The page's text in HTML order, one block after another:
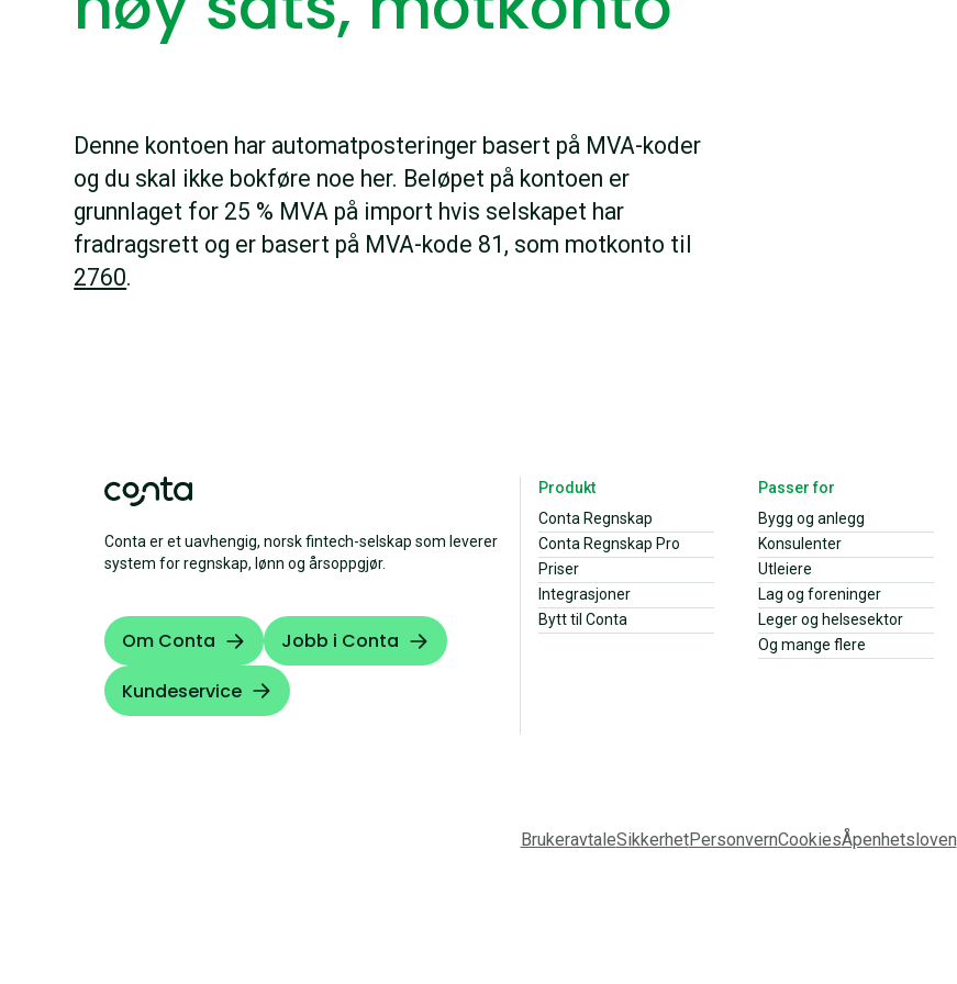
Denne kontoen har automatposteringer basert på MVA-koder
og du skal ikke bokføre noe her. Beløpet på kontoen er
grunnlaget for 25 % MVA på import hvis selskapet har
fradragsrett og er basert på MVA-kode 81, som motkonto til
2760.
Conta er et uavhengig, norsk fintech-selskap som leverer
system for regnskap, lønn og årsoppgjør.
Om Conta
Jobb i Conta
Kundeservice
Produkt
Conta Regnskap
Conta Regnskap Pro
Priser
Integrasjoner
Bytt til Conta
Passer for
Bygg og anlegg
Konsulenter
Utleiere
Lag og foreninger
Leger og helsesektor
Og mange flere
BrukeravtaleSikkerhetPersonvernCookiesÅpenhetsloven